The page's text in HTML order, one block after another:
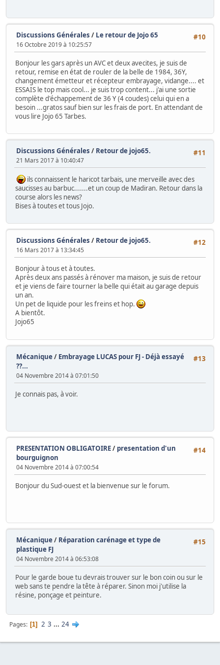
#10
Discussions Générales / Le retour de Jojo 65
16 Octobre 2019 à 10:25:57
Bonjour les gars après un AVC et deux avecites, je suis de
retour, remise en état de rouler de la belle de 1984, 36Y,
changement émetteur et récepteur embrayage, vidange.... et
ESSAIS le top mais cool... je suis trop content... j'ai une sortie
complète d'échappement de 36 Y (4 coudes) celui qui en a
besoin ...gratos sauf bien sur les frais de port. En attendant de
vous lire Jojo 65 Tarbes.
#11
Discussions Générales / Retour de jojo65.
21 Mars 2017 à 10:40:47
ils connaissent le haricot tarbais, une merveille avec des
saucisses au barbuc.......et un coup de Madiran. Retour dans la
course alors les news?
Bises à toutes et tous Jojo.
#12
Discussions Générales / Retour de jojo65.
16 Mars 2017 à 13:34:45
Bonjour à tous et à toutes.
Après deux ans passés à rénover ma maison, je suis de retour
et je viens de faire tourner la belle qui était au garage depuis
un an.
Un pet de liquide pour les freins et hop.
A bientôt.
Jojo65
#13
Mécanique/ Embrayage LUCAS pour FJ - Déjà essayé
??...
04 Novembre 2014 à 07:01:50
Je connais pas, à voir.
#14
PRESENTATION OBLIGATOIRE/ presentation d'un
bourguignon
04 Novembre 2014 à 07:00:54
Bonjour du Sud-ouest et la bienvenue sur le forum.
#15
Mécanique/ Réparation carénage et type de
plastique FJ
04 Novembre 2014 à 06:53:08
Pour le garde boue tu devrais trouver sur le bon coin ou sur le
web sans te pendre la tête à réparer. Sinon moi j'utilise la
résine, ponçage et peinture.
Pages 1 2 3 ... 24